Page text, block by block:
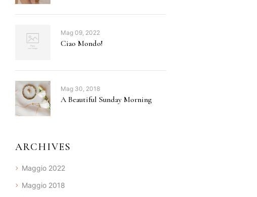
Mag 09, 2022
Ciao Mondo!
Mag 30, 2018
A Beautiful Sunday Morning
ARCHIVES
Maggio 2022
Maggio 2018